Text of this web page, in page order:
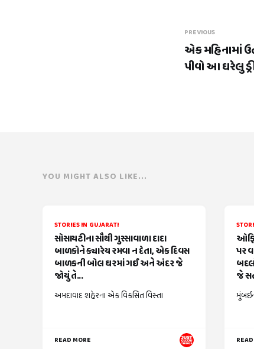
PREVIOUS
એક મહિનામાં
પીવો આ ઘરેલુ
YOU MIGHT ALSO LIKE...
STORIES IN GUJARATI
સોસાયટીના સૌથી ગુસ્સાવાળા દાદા
બાળકોને ક્યારેય રમવા ન દેતા, એક દિવસ
બાળકની બોલ ઘરમાં ગઈ અને અંદર જે
જોયું તે...
અમદાવાદ શહેરના એક વિકસિત વિસ્તા
READ MORE
પર
જે